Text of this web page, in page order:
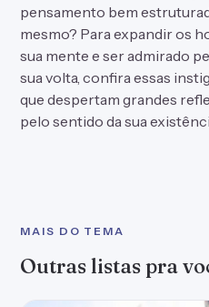
pensamento bem
mesmo? Para expandir os
sua mente e ser admirado
sua volta, confira essas
que despertam grandes
pelo sentido da sua
MAIS DO TEMA
Outras listas pra